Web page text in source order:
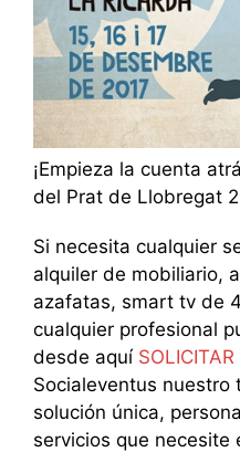
¡Empieza la cuenta
del Prat de Llobregat
Si necesita cualquier
alquiler de mobiliario,
azafatas, smart tv de
cualquier profesional
desde aquí
Socialeventus nuestro
solución única,
servicios que necesite